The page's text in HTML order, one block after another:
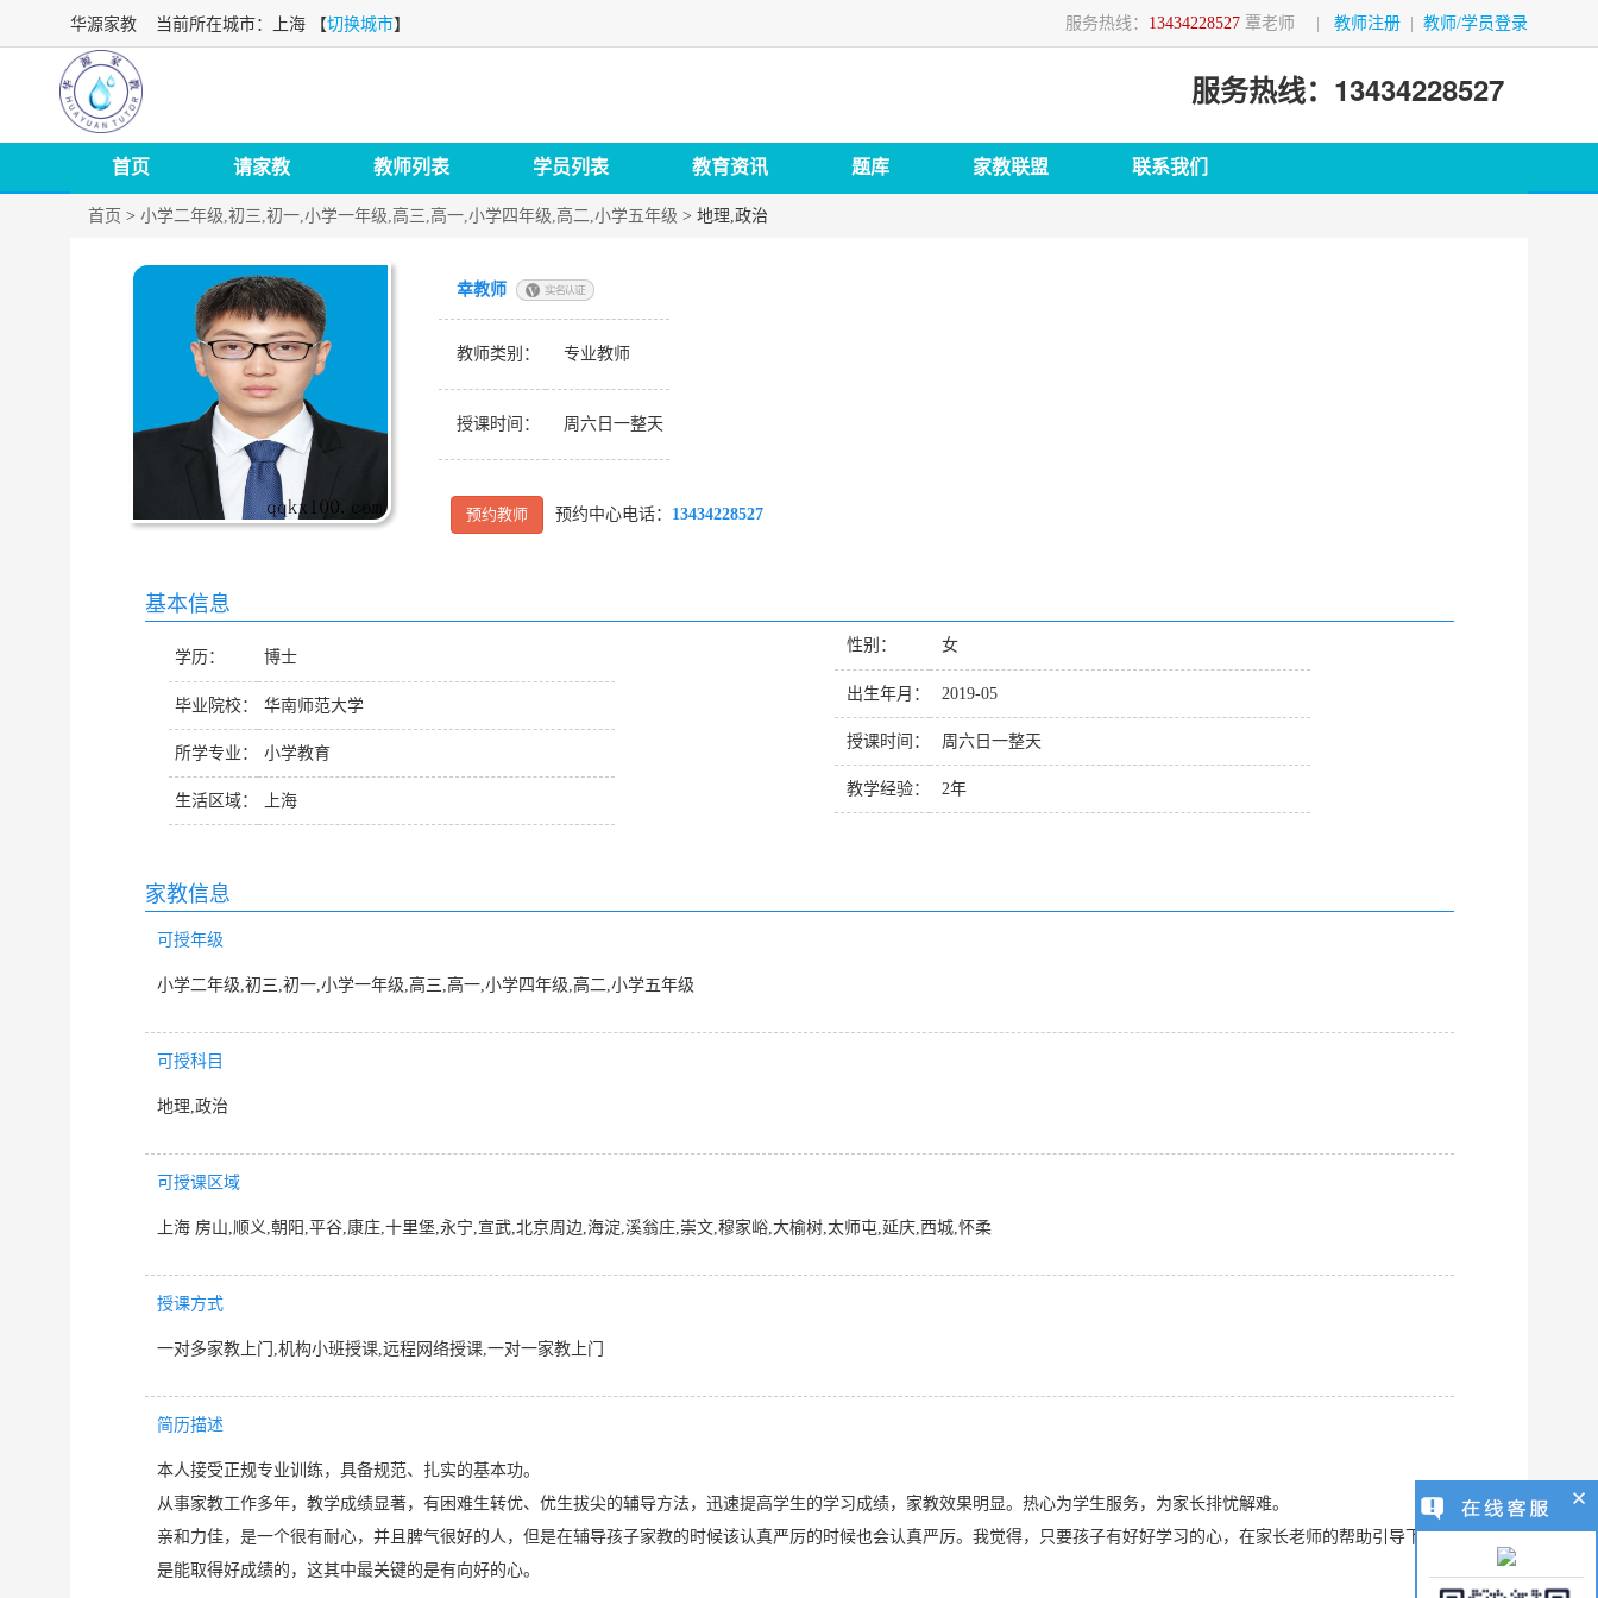
服务热线： 13434228527 覃老师 教师注册 教师/学员登录
华源家教 当前所在城市：上海 【切换城市】
服务热线：13434228527
首页 请家教 教师列表 学员列表 教育资讯 题库 家教联盟 联系我们
首页 > 小学二年级,初三,初一,小学一年级,高三,高一,小学四年级,高二,小学五年级 > 地理,政治
幸教师
教师类别： 专业教师
授课时间： 周六日一整天
预约教师 预约中心电话： 13434228527
基本信息
性别： 女
出生年月： 2019-05
授课时间： 周六日一整天
教学经验： 2年
学历： 博士
毕业院校： 华南师范大学
所学专业： 小学教育
生活区域： 上海
家教信息
可授年级
小学二年级,初三,初一,小学一年级,高三,高一,小学四年级,高二,小学五年级
可授科目
地理,政治
可授课区域
上海 房山,顺义,朝阳,平谷,康庄,十里堡,永宁,宣武,北京周边,海淀,溪翁庄,崇文,穆家峪,大榆树,太师屯,延庆,西城,怀柔
授课方式
一对多家教上门,机构小班授课,远程网络授课,一对一家教上门
简历描述
本人接受正规专业训练，具备规范、扎实的基本功。
从事家教工作多年，教学成绩显著，有困难生转优、优生拔尖的辅导方法，迅速提高学生的学习成绩，家教效果明显。热心为学生服务，为家长排忧解难。
亲和力佳，是一个很有耐心，并且脾气很好的人，但是在辅导孩子家教的时候该认真严厉的时候也会认真严厉。我觉得，只要孩子有好好学习的心，在家长老师的帮助引导下，
是能取得好成绩的，这其中最关键的是有向好的心。